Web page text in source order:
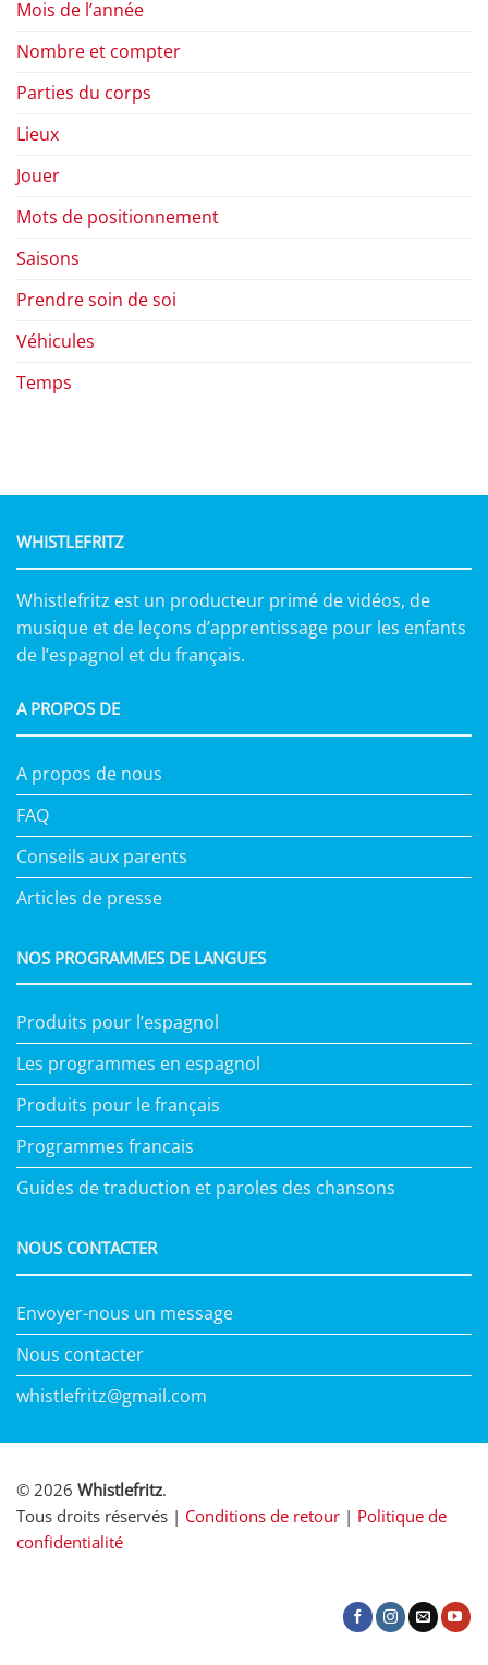
Mois de l’année
Nombre et compter
Parties du corps
Lieux
Jouer
Mots de positionnement
Saisons
Prendre soin de soi
Véhicules
Temps
WHISTLEFRITZ
Whistlefritz est un producteur primé de vidéos, de
musique et de leçons d’apprentissage pour les enfants
de l’espagnol et du français.
A PROPOS DE
A propos de nous
FAQ
Conseils aux parents
Articles de presse
NOS PROGRAMMES DE LANGUES
Produits pour l’espagnol
Les programmes en espagnol
Produits pour le français
Programmes francais
Guides de traduction et paroles des chansons
NOUS CONTACTER
Envoyer-nous un message
Nous contacter
whistlefritz@gmail.com
© 2026 Whistlefritz.
Tous droits réservés | Conditions de retour | Politique de
confidentialité